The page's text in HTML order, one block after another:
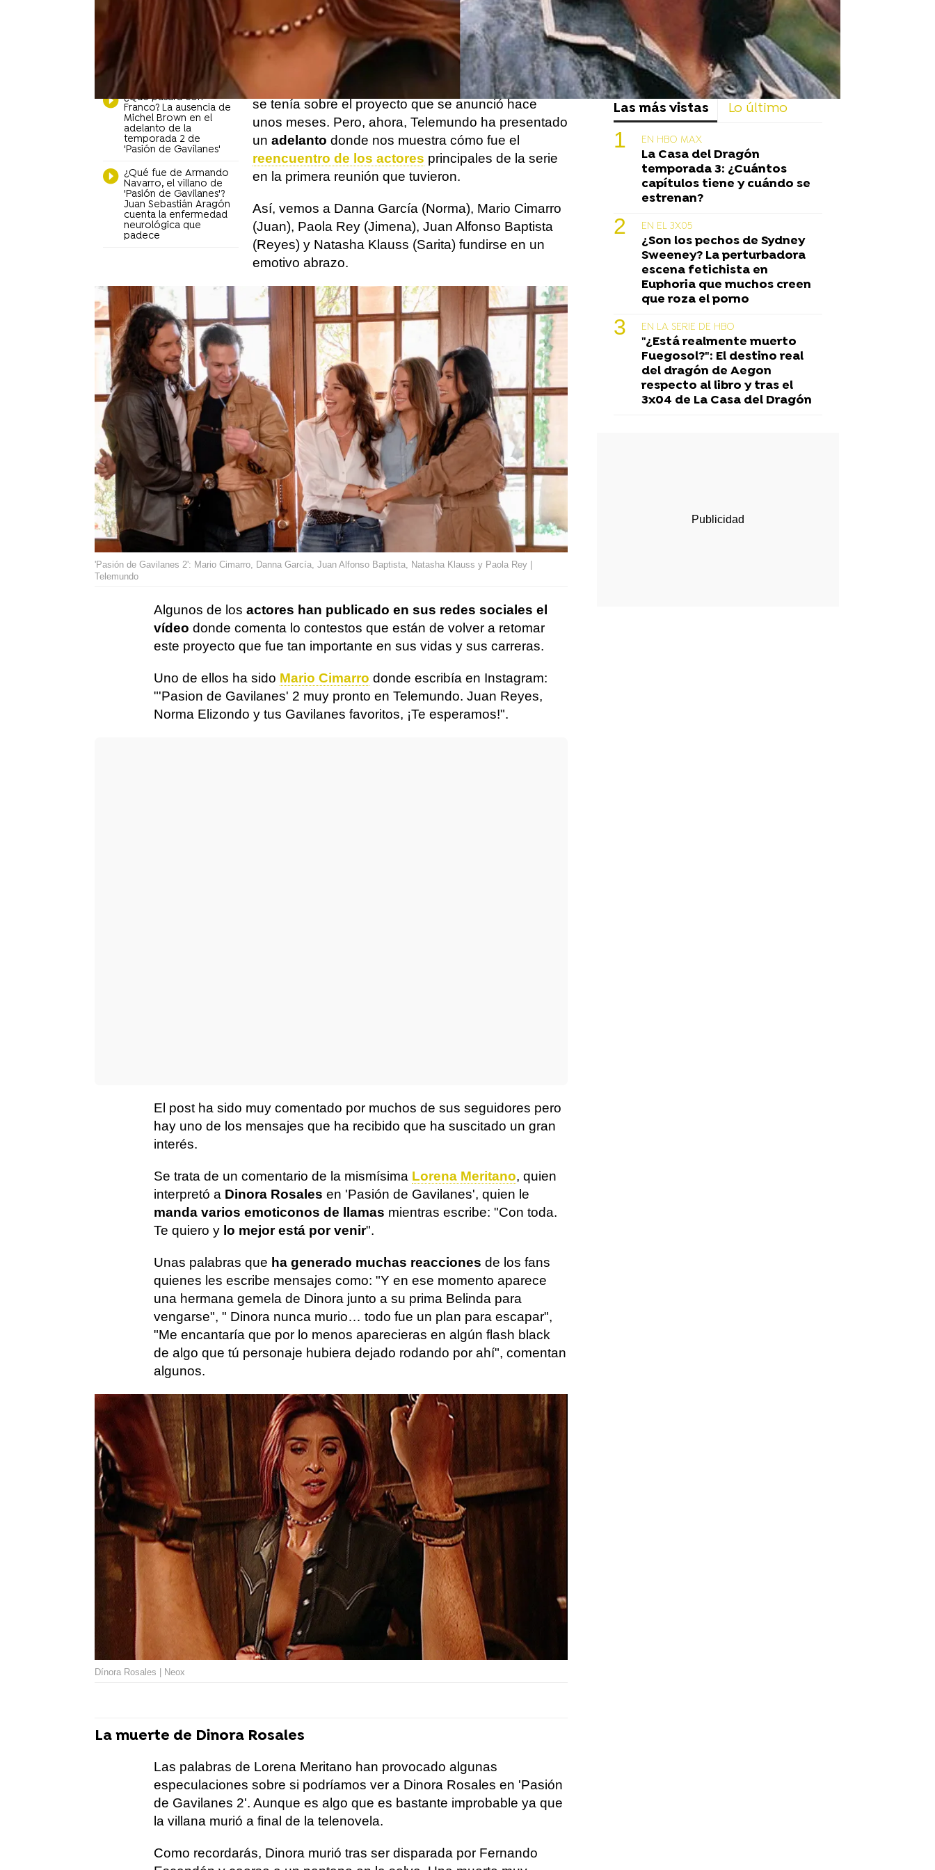
El emocionado
reencuentro de Danna
García y Mario
Cimarro 18 años
después de 'Pasión de
Gavilanes': "Ay no, me
voy a desmayar"
¿Qué pasará con
Franco? La ausencia de
Michel Brown en el
adelanto de la
temporada 2 de
'Pasión de Gavilanes'
¿Qué fue de Armando
Navarro, el villano de
'Pasión de Gavilanes'?
Juan Sebastián Aragón
cuenta la enfermedad
neurológica que
padece
concretamente 19 años despuésdesde que
conocimos a los hermanos Reyes y las hermanas
Elizondo.
Hasta hace unos días era poca la información que
se tenía sobre el proyecto que se anunció hace
unos meses. Pero, ahora, Telemundo ha presentado
un adelanto donde nos muestra cómo fue el
reencuentro de los actores principales de la serie
en la primera reunión que tuvieron.
Así, vemos a Danna García (Norma), Mario Cimarro
(Juan), Paola Rey (Jimena), Juan Alfonso Baptista
(Reyes) y Natasha Klauss (Sarita) fundirse en un
emotivo abrazo.
'Pasión de Gavilanes 2': Mario Cimarro, Danna García, Juan Alfonso Baptista, Natasha Klauss y Paola Rey |
Telemundo
Algunos de los actores han publicado en sus redes sociales el
vídeo donde comenta lo contestos que están de volver a retomar
este proyecto que fue tan importante en sus vidas y sus carreras.
Uno de ellos ha sido Mario Cimarro donde escribía en Instagram:
"'Pasion de Gavilanes' 2 muy pronto en Telemundo. Juan Reyes,
Norma Elizondo y tus Gavilanes favoritos, ¡Te esperamos!".
El post ha sido muy comentado por muchos de sus seguidores pero
hay uno de los mensajes que ha recibido que ha suscitado un gran
interés.
Se trata de un comentario de la mismísima Lorena Meritano, quien
interpretó a Dinora Rosales en 'Pasión de Gavilanes', quien le
manda varios emoticonos de llamas mientras escribe: "Con toda.
Te quiero y lo mejor está por venir".
Unas palabras que ha generado muchas reacciones de los fans
quienes les escribe mensajes como: "Y en ese momento aparece
una hermana gemela de Dinora junto a su prima Belinda para
vengarse", " Dinora nunca murio… todo fue un plan para escapar",
"Me encantaría que por lo menos aparecieras en algún flash black
de algo que tú personaje hubiera dejado rodando por ahí", comentan
algunos.
Dínora Rosales | Neox
La muerte de Dinora Rosales
Las palabras de Lorena Meritano han provocado algunas
especulaciones sobre si podríamos ver a Dinora Rosales en 'Pasión
de Gavilanes 2'. Aunque es algo que es bastante improbable ya que
la villana murió a final de la telenovela.
Como recordarás, Dinora murió tras ser disparada por Fernando
Las más vistas Lo último
EN HBO MAX
La Casa del Dragón
temporada 3: ¿Cuántos
capítulos tiene y cuándo se
estrenan?
EN EL 3X05
¿Son los pechos de Sydney
Sweeney? La perturbadora
escena fetichista en
Euphoria que muchos creen
que roza el porno
EN LA SERIE DE HBO
"¿Está realmente muerto
Fuegosol?": El destino real
del dragón de Aegon
respecto al libro y tras el
3x04 de La Casa del Dragón